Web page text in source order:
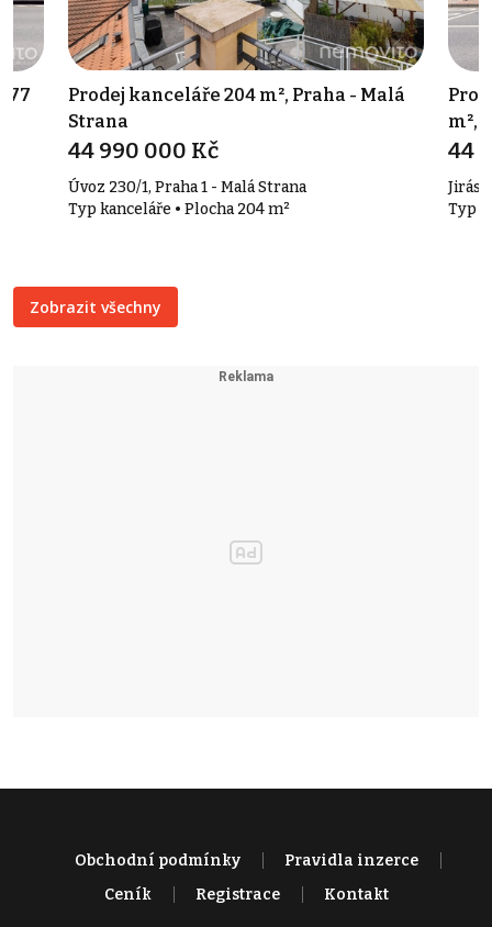
Prodej kanceláře 204 m², Praha - Malá
Strana
44 990 000 Kč
Úvoz 230/1, Praha 1 - Malá Strana
Typ kanceláře • Plocha 204 m²
m²,
44
Typ
Zobrazit všechny
Obchodní podmínky
Pravidla inzerce
Ceník
Registrace Kontakt